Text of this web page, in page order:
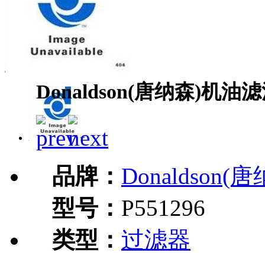
Donaldson(唐纳森)机油滤
品牌： Donaldson(唐
型号： P551296
类型： 过滤器